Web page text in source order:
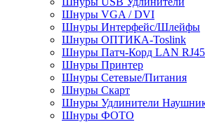
Шнуры VGA / DVI
Шнуры Интерфейс/Шлейфы
Шнуры ОПТИКА-Toslink
Шнуры Патч-Корд LAN RJ45
Шнуры Принтер
Шнуры Сетевые/Питания
Шнуры Скарт
Шнуры Удлинители
Шнуры ФОТО